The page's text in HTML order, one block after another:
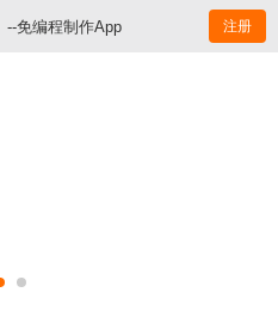
--免编程制作App 注册